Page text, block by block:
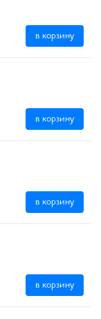
в корзину
в корзину
в корзину
в корзину